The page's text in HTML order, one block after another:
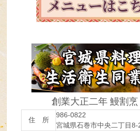
創業大正二年 鰻割烹
住 所
986-0822
宮城県石巻市中央二丁目8-